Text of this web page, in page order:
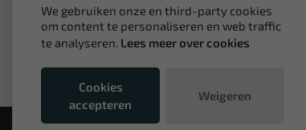
We gebruiken onze en third-party cookies
om content te personaliseren en web traffic
te analyseren. Lees meer over cookies
Cookies
accepteren
Weigeren